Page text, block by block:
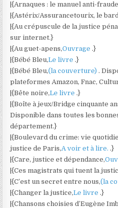
|{Arnaques : le manuel anti-
|{Astérix/Assurancetourix, le
|{Au crépuscule de la justice
sur internet.}
|{Au guet-apens,Ouvrage.}
|{Bébé Bleu,Le livre.}
|{Bébé Bleu,(la couverture).
plateformes Amazon, Fnac,
|{Bête noire,Le livre.}
|{Boîte à jeux/Bridge cinquante
Disponible dans toutes les
département.}
|{Boulevard du crime: vie
justice de Paris,A voir et à lire..}
|{Care, justice et dépendance,
|{Ces magistrats qui tuent la
|{C’est un secret entre nous,(la
|{Changer la justice,Le livre.}
|{Chansons choisies d’Eugène